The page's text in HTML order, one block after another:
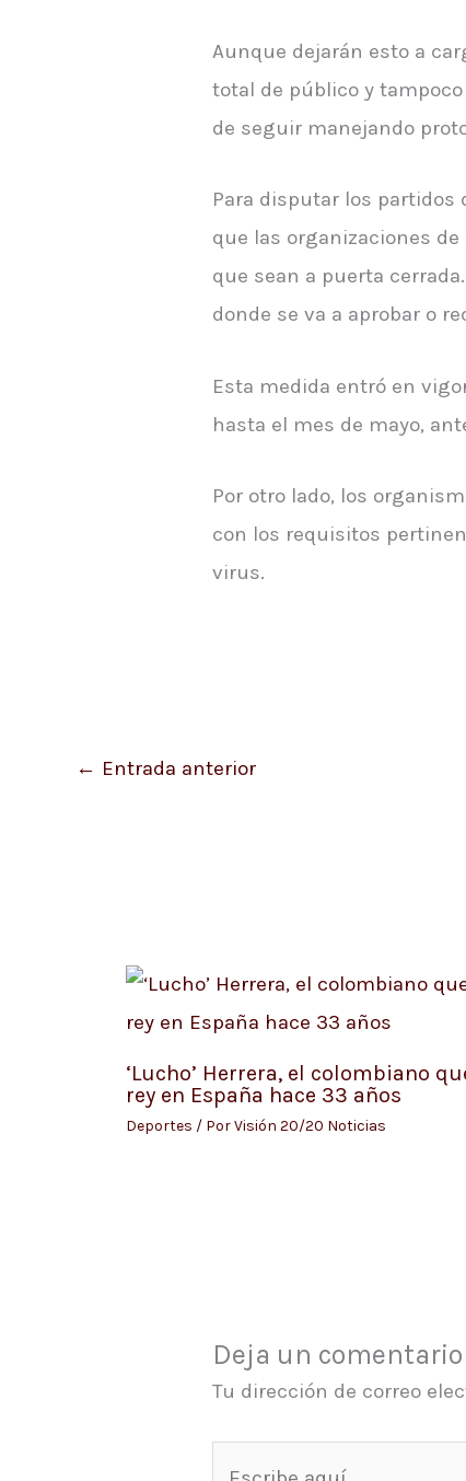
Aunque dejarán esto a
total de público y
de seguir manejando
Para disputar los partidos
que las organizaciones
que sean a puerta
donde se va a aprobar o
Esta medida entró en
hasta el mes de mayo,
Por otro lado, los
con los requisitos
virus.
← Entrada anterior
‘Lucho’ Herrera, el colombiano
rey en España hace 33 años
Deportes / PorVisión 20/20 Noticias
Deja un comentario
Tu dirección de correo